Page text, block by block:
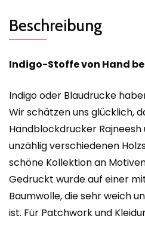
Beschreibung
Indigo-Stoffe von Hand
Indigo oder Blaudrucke
Wir schätzen uns glücklich,
Handblockdrucker
unzählig verschiedenen
schöne Kollektion an
Gedruckt wurde auf einer
Baumwolle, die sehr weich
ist. Für Patchwork und